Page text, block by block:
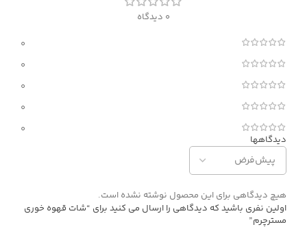
0 دیدگاه
0
0
0
0
0
دیدگاهها
هیچ دیدگاهی برای این محصول نوشته نشده است.
اولین نفری باشید که دیدگاهی را ارسال می کنید برای “شات قهوه خوری
مسترچرم”